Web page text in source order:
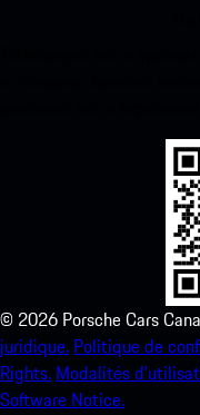
© 2026 Porsche Cars
juridique. Politique de
Rights. Modalités
Software Notice.